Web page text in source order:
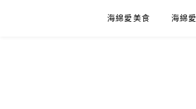
海綿愛美食 海綿